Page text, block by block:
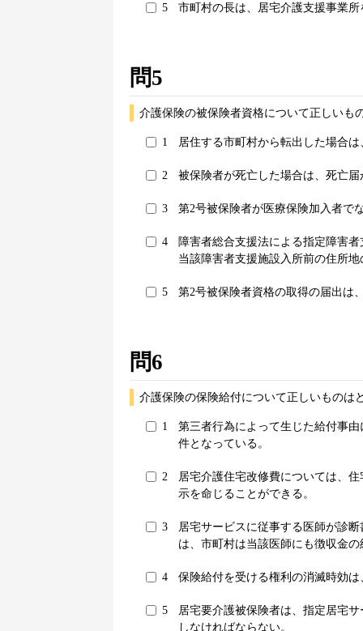
5 市町村の長は、居宅介護支援事業
問5
介護保険の被保険者資格について正しいも
1 居住する市町村から転出した場合
2 被保険者が死亡した場合は、死亡
3 第2号被保険者が医療保険加入者で
4
障害者総合支援法による指定障害
当該障害者支援施設入所前の住所
5 第2号被保険者資格の取得の届出は
問6
介護保険の保険給付について正しいものは
1
第三者行為によって生じた給付事
件となっている。
2
居宅介護住宅改修費については、
示を命じることができる。
3
居宅サービスに従事する医師が診
は、市町村は当該医師にも徴収金
4 保険給付を受ける権利の消滅時効は
5
居宅要介護被保険者は、指定居宅
しなければならない。